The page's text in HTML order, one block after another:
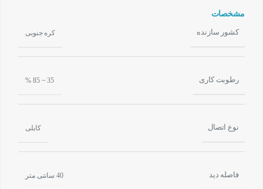
مشخصات
کشور سازنده کره جنوبی
رطوبت کاری 35 ~ 85 %
نوع اتصال کابلی
فاصله دید 40 سانتی متر